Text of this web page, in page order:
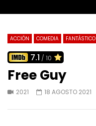
ACCIÓN COMEDIA FANTÁSTICO
7.1 / 10
Free Guy
2021 18 AGOSTO 2021